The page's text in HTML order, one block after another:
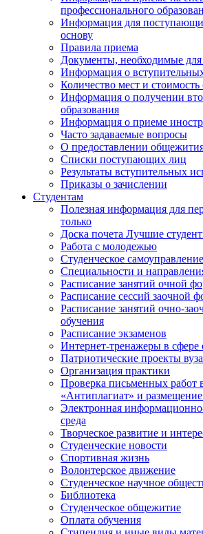
профессионального
Информация для
основу
Правила приема
Документы, необходимые
Информация о
Количество мест и стоимость
Информация о получении
образования
Информация о приеме
Часто задаваемые вопросы
О предоставлении
Списки поступающих лиц
Результаты вступительных
Приказы о зачислении
Студентам
Полезная информация для
только
Доска почета Лучшие
Работа с молодежью
Студенческое самоуправление
Специальности и
Расписание занятий очной
Расписание сессий заочной
Расписание занятий очно-
обучения
Расписание экзаменов
Интернет-тренажеры в сфере
Патриотические проекты вуза
Организация практики
Проверка письменных работ
«Антиплагиат» и
Электронная
среда
Творческое развитие и
Студенческие новости
Спортивная жизнь
Волонтерское движение
Студенческое научное
Библиотека
Студенческое общежитие
Оплата обучения